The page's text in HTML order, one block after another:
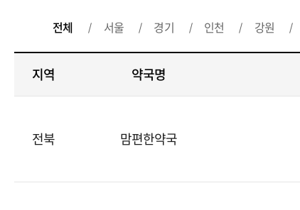
전체 서울 경기 인천 강원
지역 약국명
전북 맘편한약국